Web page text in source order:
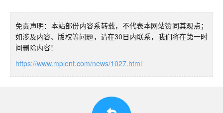
免责声明：本站部份内容系转载，不代表本网站赞同其观点；
如涉及内容、版权等问题，请在30日内联系，我们将在第一时
间删除内容！
https://www.mplent.com/news/1027.html